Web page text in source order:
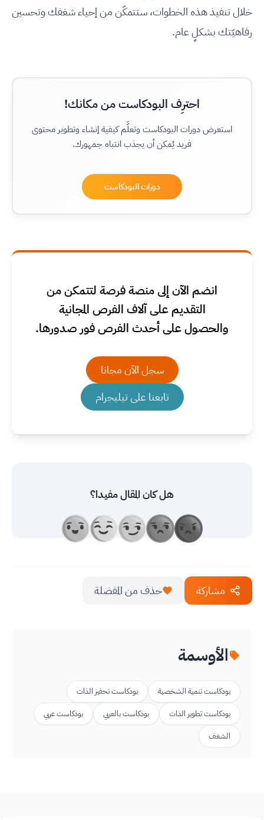
خلال تنفيذ هذه الخطوات، ستتمكّن من إحياء شغفك وتحسين
رفاهيّتك بشكلٍ عام.
احترِف البودكاست من مكانك!
استعرض دورات البودكاست وتعلَّم كيفية إنشاء وتطوير محتوى
فريد يُمكن أن يجذب انتباه جمهورك.
دورات البودكاست
انضم الآن إلى منصة فرصة لتتمكن من
التقديم على آلاف الفرص المجانية
والحصول على أحدث الفرص فور صدورها.
سجل الآن مجانا
تابعنا على تيليجرام
هل كان المقال مفيدا؟
مشاركة حذف من المفضلة
الأوسمة
بودكاست تنمية الشخصية
بودكاست تحفيز الذات
بودكاست تطوير الذات
بودكاست بالعربي
بودكاست عربي
الشغف